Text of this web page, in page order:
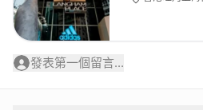
發表第一個留言...